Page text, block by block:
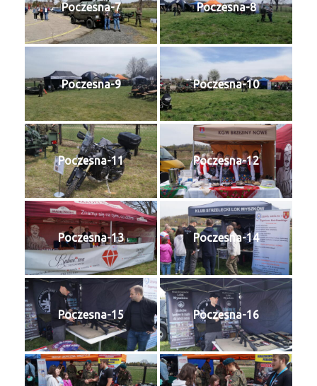
Poczesna-7 Poczesna-8
Poczesna-9 Poczesna-10
Poczesna-11 Poczesna-12
Poczesna-13 Poczesna-14
Poczesna-15 Poczesna-16